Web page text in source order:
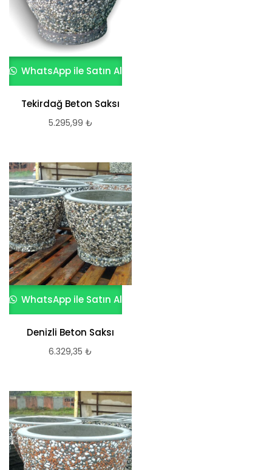
WhatsApp ile Satın Al
Tekirdağ Beton Saksı
5.295,99 ₺
WhatsApp ile Satın Al
Denizli Beton Saksı
6.329,35 ₺